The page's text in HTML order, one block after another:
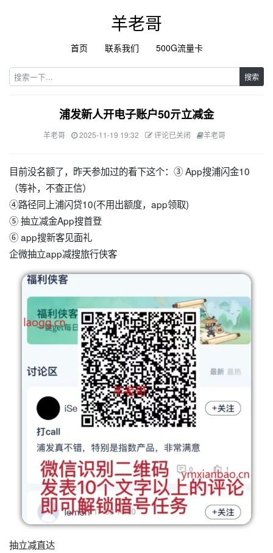
羊老哥
首页 联系我们 500G流量卡
搜索
浦发新人开电子账户50亓立减金
羊老哥 2025-11-19 19:32 评论已关闭 羊老哥
目前没名额了，昨天参加过的看下这个：③ App搜浦闪金10
（等补，不查正信）
④路径同上浦闪贷10(不用出额度，app领取)
⑤ 抽立减金App搜首登
⑥ app搜新客见面礼
企微抽立app减搜旅行侠客
抽立减直达